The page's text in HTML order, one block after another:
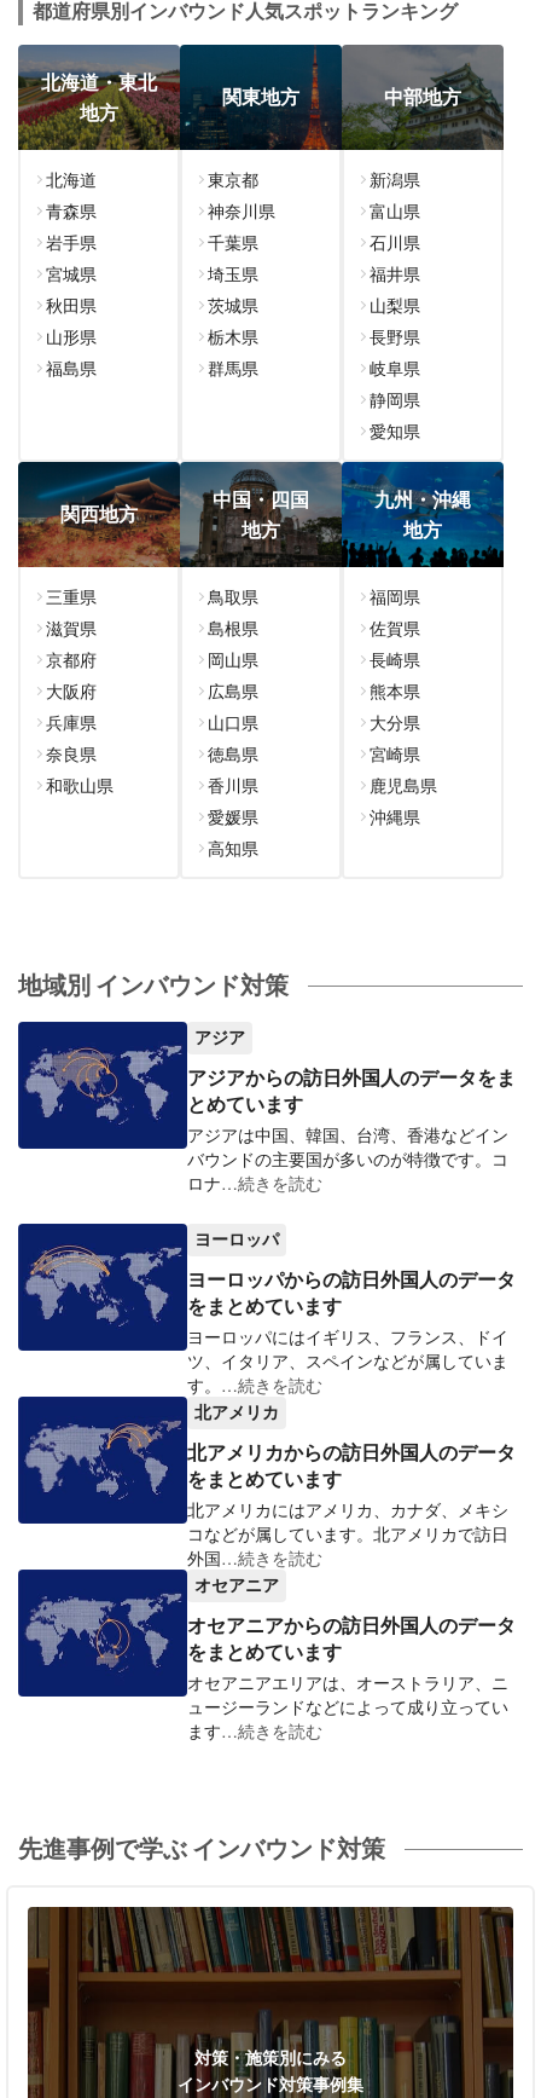
都道府県別インバウンド人気スポットランキング
北海道・東北
地方
北海道
青森県
岩手県
宮城県
秋田県
山形県
福島県
関東地方
東京都
神奈川県
千葉県
埼玉県
茨城県
栃木県
群馬県
中部地方
新潟県
富山県
石川県
福井県
山梨県
長野県
岐阜県
静岡県
愛知県
関西地方
三重県
滋賀県
京都府
大阪府
兵庫県
奈良県
和歌山県
中国・四国
地方
鳥取県
島根県
岡山県
広島県
山口県
徳島県
香川県
愛媛県
高知県
九州・沖縄
地方
福岡県
佐賀県
長崎県
熊本県
大分県
宮崎県
鹿児島県
沖縄県
地域別 インバウンド対策
アジア
アジアからの訪日外国人のデータをま
とめています
アジアは中国、韓国、台湾、香港などイン
バウンドの主要国が多いのが特徴です。コ
ロナ…続きを読む
ヨーロッパ
ヨーロッパからの訪日外国人のデータ
をまとめています
ヨーロッパにはイギリス、フランス、ドイ
ツ、イタリア、スペインなどが属していま
す。 …続きを読む
北アメリカ
北アメリカからの訪日外国人のデータ
をまとめています
北アメリカにはアメリカ、カナダ、メキシ
コなどが属しています。北アメリカで訪日
外国…続きを読む
オセアニア
オセアニアからの訪日外国人のデータ
をまとめています
オセアニアエリアは、オーストラリア、ニ
ュージーランドなどによって成り立ってい
ます…続きを読む
先進事例で学ぶ インバウンド対策
対策・施策別にみる
インバウンド対策事例集